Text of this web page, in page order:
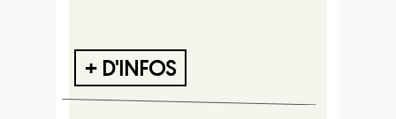
+ D'INFOS